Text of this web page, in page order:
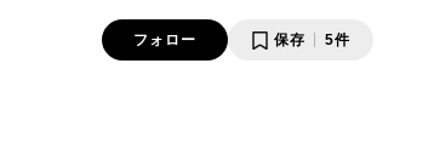
フォロー 保存 5件